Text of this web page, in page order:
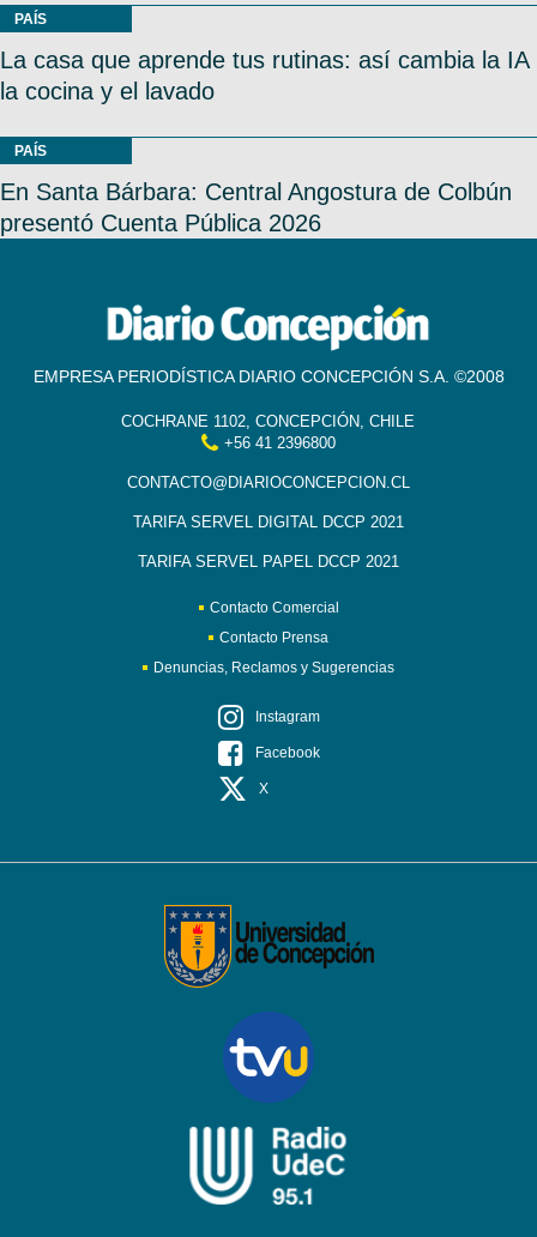
PAÍS
La casa que aprende tus rutinas: así cambia la IA
la cocina y el lavado
PAÍS
En Santa Bárbara: Central Angostura de Colbún
presentó Cuenta Pública 2026
EMPRESA PERIODÍSTICA DIARIO CONCEPCIÓN S.A. ©2008
COCHRANE 1102, CONCEPCIÓN, CHILE
+56 41 2396800
CONTACTO@DIARIOCONCEPCION.CL
TARIFA SERVEL DIGITAL DCCP 2021
TARIFA SERVEL PAPEL DCCP 2021
Contacto Comercial
Contacto Prensa
Denuncias, Reclamos y Sugerencias
Instagram
Facebook
X